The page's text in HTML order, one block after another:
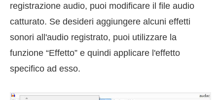
registrazione audio, puoi modificare il file audio
catturato. Se desideri aggiungere alcuni effetti
sonori all'audio registrato, puoi utilizzare la
funzione “Effetto” e quindi applicare l'effetto
specifico ad esso.